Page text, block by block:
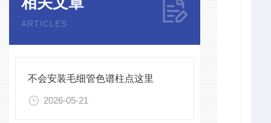
ARTICLES
不会安装毛细管色谱柱点这里
2026-05-21